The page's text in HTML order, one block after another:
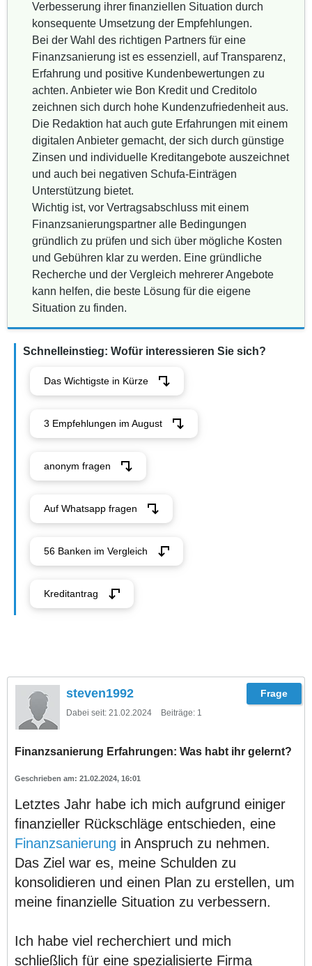
Verbesserung ihrer finanziellen Situation durch
konsequente Umsetzung der Empfehlungen.
Bei der Wahl des richtigen Partners für eine
Finanzsanierung ist es essenziell, auf Transparenz,
Erfahrung und positive Kundenbewertungen zu
achten. Anbieter wie Bon Kredit und Creditolo
zeichnen sich durch hohe Kundenzufriedenheit aus.
Die Redaktion hat auch gute Erfahrungen mit einem
digitalen Anbieter gemacht, der sich durch günstige
Zinsen und individuelle Kreditangebote auszeichnet
und auch bei negativen Schufa-Einträgen
Unterstützung bietet.
Wichtig ist, vor Vertragsabschluss mit einem
Finanzsanierungspartner alle Bedingungen
gründlich zu prüfen und sich über mögliche Kosten
und Gebühren klar zu werden. Eine gründliche
Recherche und der Vergleich mehrerer Angebote
kann helfen, die beste Lösung für die eigene
Situation zu finden.
Schnelleinstieg: Wofür interessieren Sie sich?
Das Wichtigste in Kürze
3 Empfehlungen im August
anonym fragen
Auf Whatsapp fragen
56 Banken im Vergleich
Kreditantrag
steven1992
Dabei seit: 21.02.2024 Beiträge: 1
Finanzsanierung Erfahrungen: Was habt ihr gelernt?
21.02.2024, 16:01
Letztes Jahr habe ich mich aufgrund einiger
finanzieller Rückschläge entschieden, eine
Finanzsanierung in Anspruch zu nehmen.
Das Ziel war es, meine Schulden zu
konsolidieren und einen Plan zu erstellen, um
meine finanzielle Situation zu verbessern.
Ich habe viel recherchiert und mich
schließlich für eine spezialisierte Firma